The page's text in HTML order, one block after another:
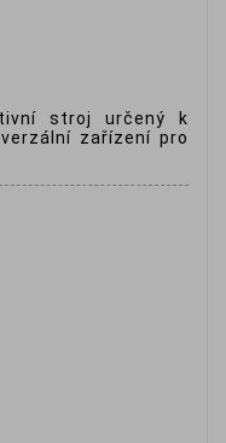
stroj určený k
zařízení pro